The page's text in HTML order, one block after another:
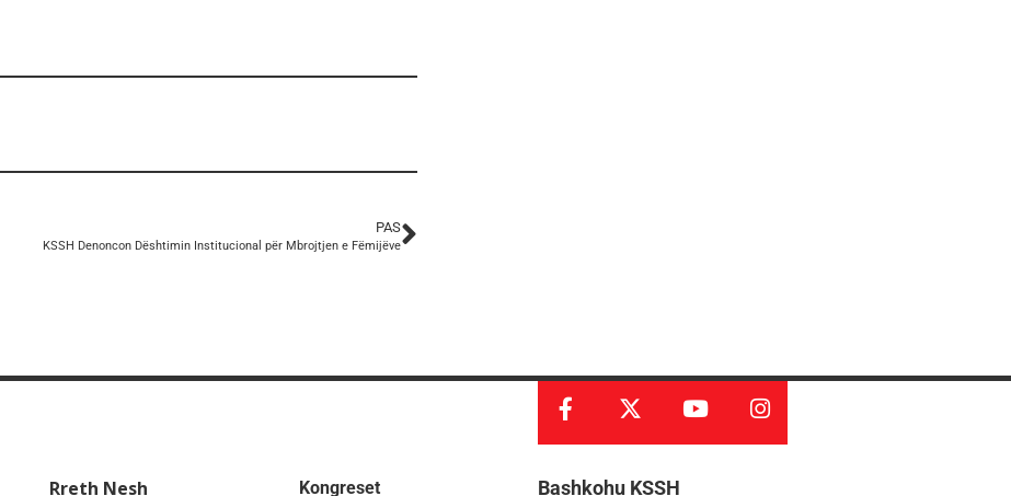
PAS
KSSH Denoncon Dështimin Institucional për Mbrojtjen e Fëmijëve
Rreth Nesh Kongreset Bashkohu KSSH